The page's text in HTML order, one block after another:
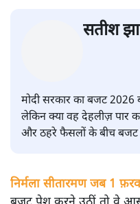
सतीश झा